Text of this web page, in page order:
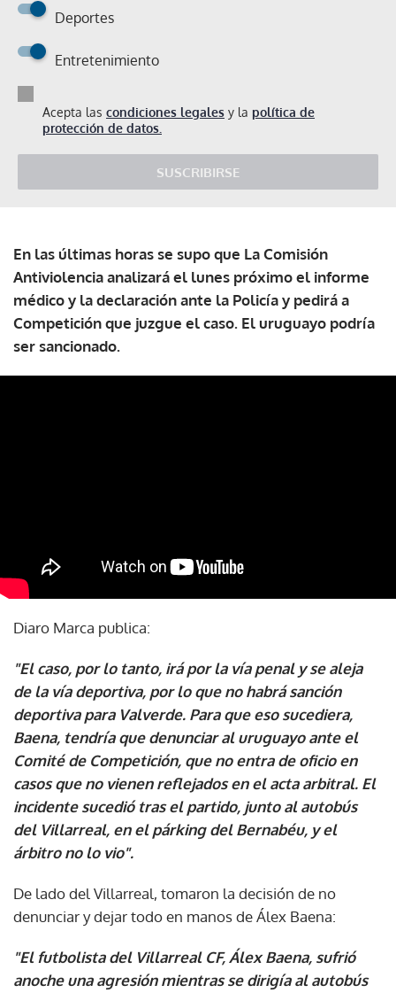
Deportes
Entretenimiento
Acepta las condiciones legales y la política de
protección de datos.
SUSCRIBIRSE
En las últimas horas se supo que La Comisión
Antiviolencia analizará el lunes próximo el informe
médico y la declaración ante la Policía y pedirá a
Competición que juzgue el caso. El uruguayo podría
ser sancionado.
Diaro Marca publica:
"El caso, por lo tanto, irá por la vía penal y se aleja
de la vía deportiva, por lo que no habrá sanción
deportiva para Valverde. Para que eso sucediera,
Baena, tendría que denunciar al uruguayo ante el
Comité de Competición, que no entra de oficio en
casos que no vienen reflejados en el acta arbitral. El
incidente sucedió tras el partido, junto al autobús
del Villarreal, en el párking del Bernabéu, y el
árbitro no lo vio".
De lado del Villarreal, tomaron la decisión de no
denunciar y dejar todo en manos de Álex Baena:
"El futbolista del Villarreal CF, Álex Baena, sufrió
anoche una agresión mientras se dirigía al autobús